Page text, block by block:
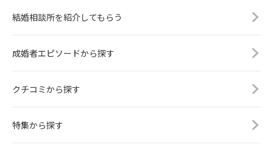
結婚相談所を紹介してもらう
成婚者エピソードから探す
クチコミから探す
特集から探す